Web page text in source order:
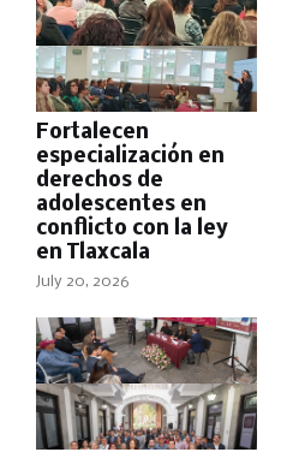
Fortalecen
especialización en
derechos de
adolescentes en
conflicto con la ley
en Tlaxcala
July 20, 2026